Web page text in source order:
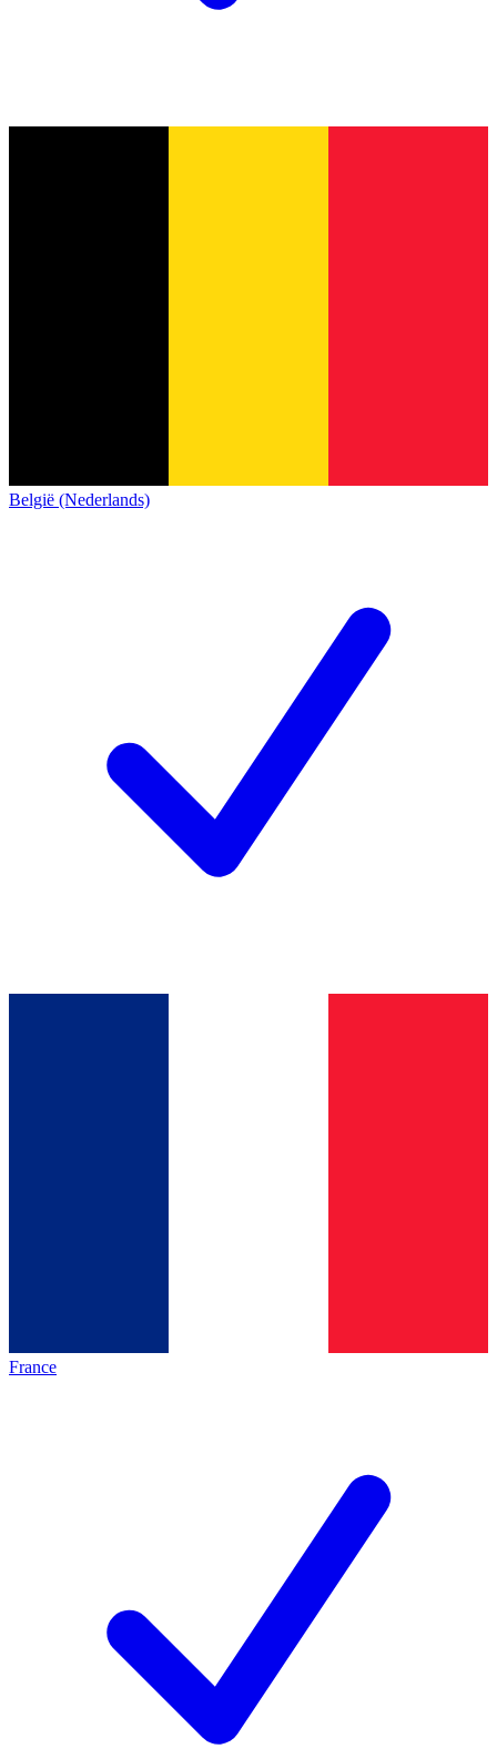
België (Nederlands)
France